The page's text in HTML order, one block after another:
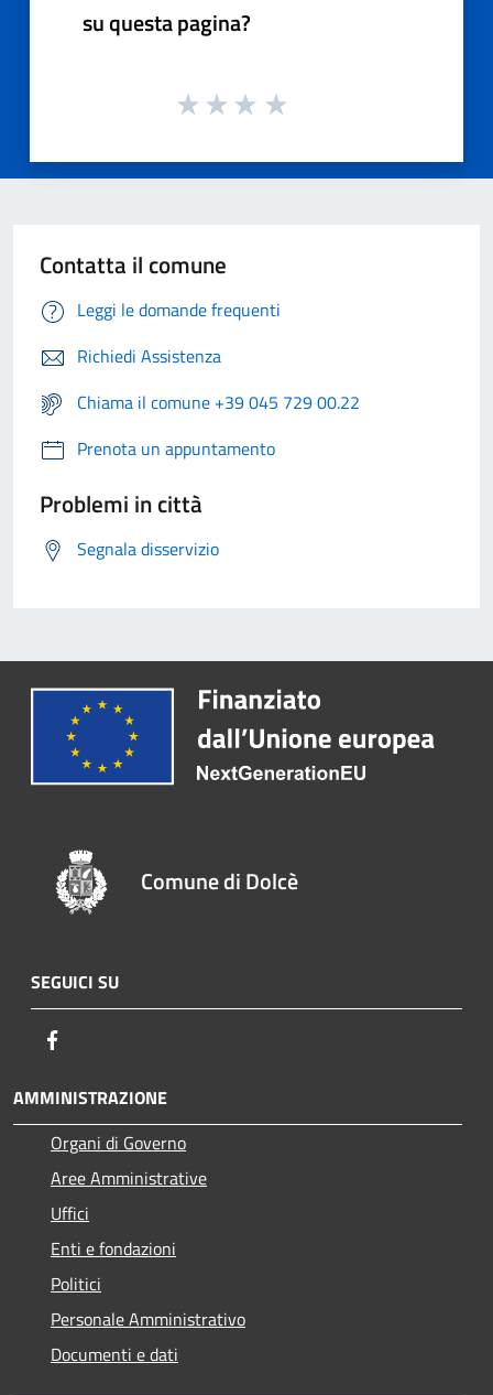
su questa pagina?
Contatta il comune
Leggi le domande frequenti
Richiedi Assistenza
Chiama il comune +39 045 729 00.22
Prenota un appuntamento
Problemi in città
Segnala disservizio
Comune di Dolcè
SEGUICI SU
AMMINISTRAZIONE
Organi di Governo
Aree Amministrative
Uffici
Enti e fondazioni
Politici
Personale Amministrativo
Documenti e dati